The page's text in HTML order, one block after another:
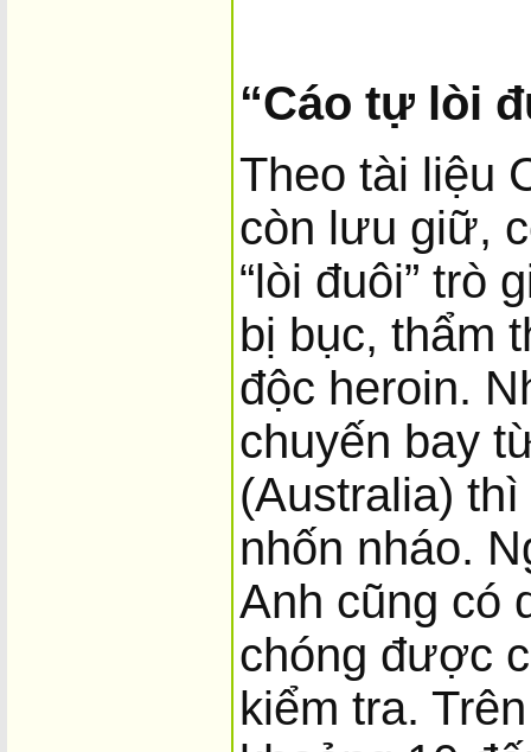
“Cáo tự lòi
Theo tài liệu
còn lưu giữ,
“lòi đuôi” trò
bị bục, thẩm
độc heroin.
chuyến bay
(Australia)
nhốn nháo.
Anh cũng có
chóng được
kiểm tra.